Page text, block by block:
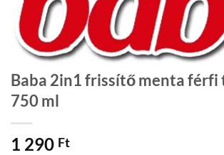
Baba 2in1 frissítő menta
750 ml
1 290 Ft